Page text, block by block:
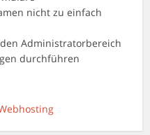
nicht zu einfach
Administratorbereich
durchführen